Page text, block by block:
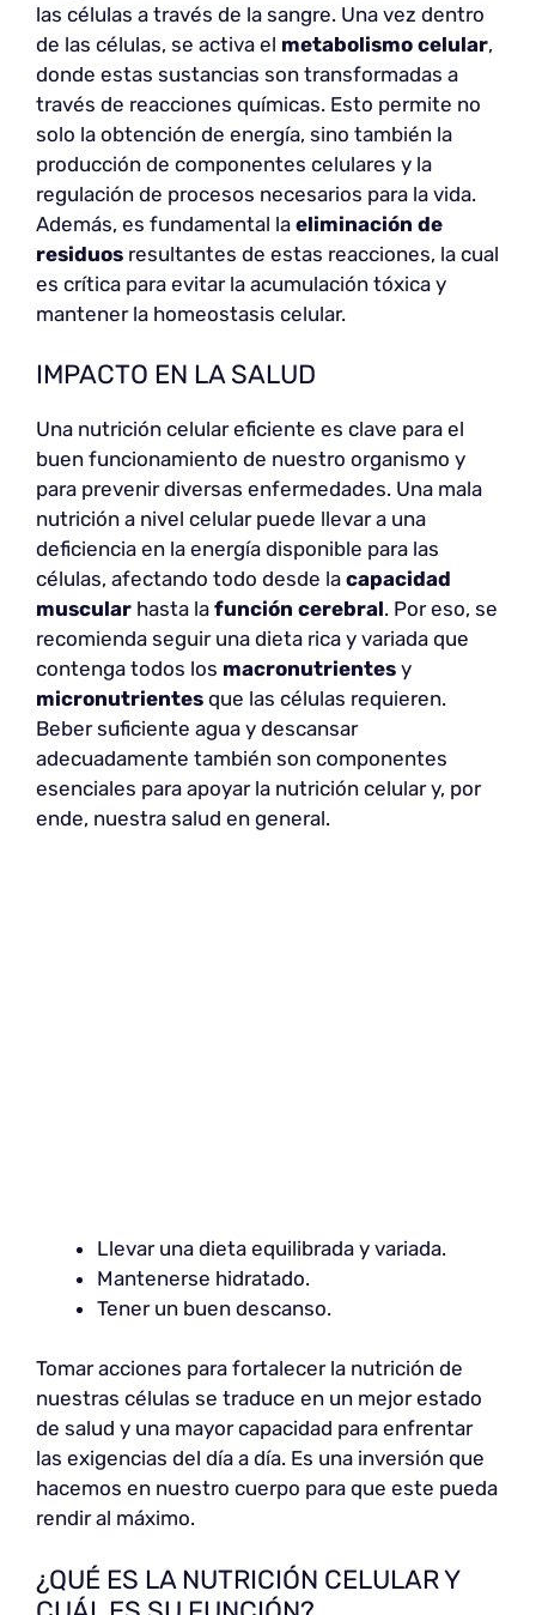
las células a través de la sangre. Una vez dentro
de las células, se activa el metabolismo celular,
donde estas sustancias son transformadas a
través de reacciones químicas. Esto permite no
solo la obtención de energía, sino también la
producción de componentes celulares y la
regulación de procesos necesarios para la vida.
Además, es fundamental la eliminación de
residuos resultantes de estas reacciones, la cual
es crítica para evitar la acumulación tóxica y
mantener la homeostasis celular.
IMPACTO EN LA SALUD
Una nutrición celular eficiente es clave para el
buen funcionamiento de nuestro organismo y
para prevenir diversas enfermedades. Una mala
nutrición a nivel celular puede llevar a una
deficiencia en la energía disponible para las
células, afectando todo desde la capacidad
muscular hasta la función cerebral. Por eso, se
recomienda seguir una dieta rica y variada que
contenga todos los macronutrientes y
micronutrientes que las células requieren.
Beber suficiente agua y descansar
adecuadamente también son componentes
esenciales para apoyar la nutrición celular y, por
ende, nuestra salud en general.
Llevar una dieta equilibrada y variada.
Mantenerse hidratado.
Tener un buen descanso.
Tomar acciones para fortalecer la nutrición de
nuestras células se traduce en un mejor estado
de salud y una mayor capacidad para enfrentar
las exigencias del día a día. Es una inversión que
hacemos en nuestro cuerpo para que este pueda
rendir al máximo.
¿QUÉ ES LA NUTRICIÓN CELULAR Y